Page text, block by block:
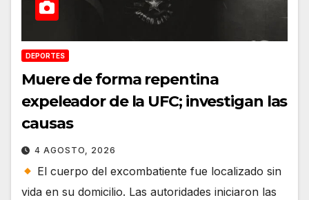
DEPORTES
Muere de forma repentina
expeleador de la UFC; investigan las
causas
4 AGOSTO, 2026
El cuerpo del excombatiente fue localizado sin
vida en su domicilio. Las autoridades iniciaron las